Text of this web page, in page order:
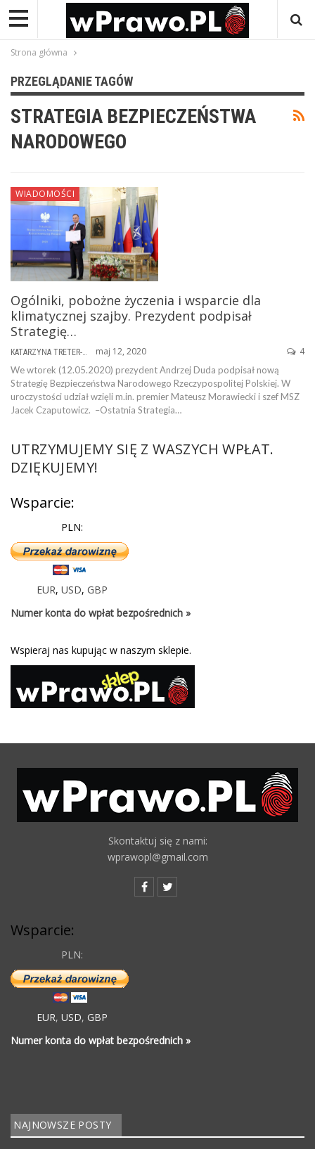
Strona główna
PRZEGLĄDANIE TAGÓW
STRATEGIA BEZPIECZEŃSTWA
NARODOWEGO
WIADOMOŚCI
Ogólniki, pobożne życzenia i wsparcie dla
klimatycznej szajby. Prezydent podpisał
Strategię…
maj 12, 2020 4
We wtorek (12.05.2020) prezydent Andrzej Duda podpisał nową
Strategię Bezpieczeństwa Narodowego Rzeczypospolitej Polskiej. W
uroczystości udział wzięli m.in. premier Mateusz Morawiecki i szef MSZ
Jacek Czaputowicz. –Ostatnia Strategia…
UTRZYMUJEMY SIĘ Z WASZYCH WPŁAT.
DZIĘKUJEMY!
Wsparcie:
PLN:
EUR, USD, GBP
Numer konta do wpłat bezpośrednich »
Wspieraj nas kupując w naszym sklepie.
Skontaktuj się z nami:
wprawopl@gmail.com
Wsparcie:
PLN:
EUR, USD, GBP
Numer konta do wpłat bezpośrednich »
NAJNOWSZE POSTY